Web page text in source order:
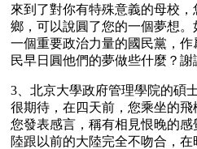
來到了對你有特殊意義的母校
鄉，可以說圓了您的一個夢想
一個重要政治力量的國民黨，作
民早日圓他們的夢做些什麼？謝
3、北京大學政府管理學院的碩
很期待，在四天前，您乘坐的飛
您發表感言，稱有相見恨晚的
陸跟以前的大陸完全不吻合，